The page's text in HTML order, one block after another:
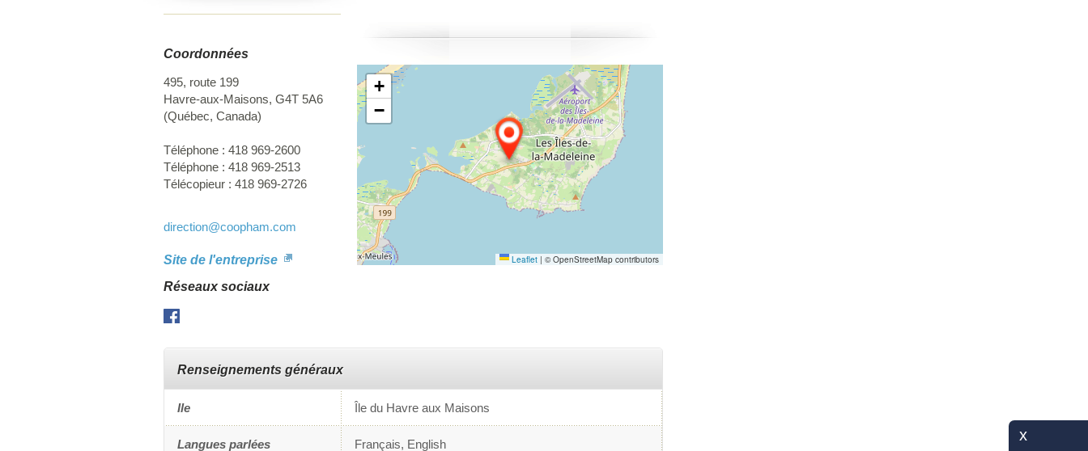
Coordonnées
495, route 199
Havre-aux-Maisons, G4T 5A6
(Québec, Canada)
Téléphone : 418 969-2600
Téléphone : 418 969-2513
Télécopieur : 418 969-2726
direction@coopham.com
Site de l'entreprise
Réseaux sociaux
+
−
Leaflet | © OpenStreetMap contributors
Renseignements généraux
Ile Île du Havre aux Maisons
Langues parlées Français, English
x